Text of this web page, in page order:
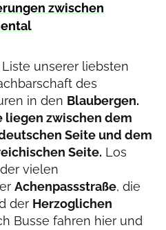
zwischen
unserer liebsten
des
in den Blaubergen.
liegen zwischen dem
Seite und dem
Seite. Los
vielen
Achenpassstraße, die
der Herzoglichen
Busse fahren hier und